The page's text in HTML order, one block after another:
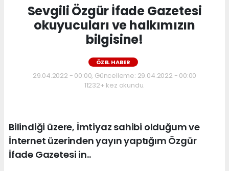
Sevgili Özgür İfade Gazetesi
okuyucuları ve halkımızın
bilgisine!
ÖZEL HABER
29.04.2022 - 00:00, Güncelleme: 29.04.2022 - 00:00
11232+ kez okundu.
Bilindiği üzere, İmtiyaz sahibi olduğum ve
İnternet üzerinden yayın yaptığım Özgür
İfade Gazetesi in..